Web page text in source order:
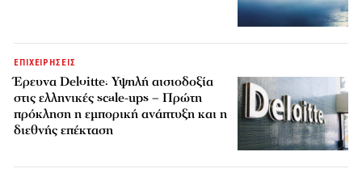
ΕΠΙΧΕΙΡΗΣΕΙΣ
Έρευνα Deloitte: Υψηλή αισιοδοξία
στις ελληνικές scale-ups – Πρώτη
πρόκληση η εμπορική ανάπτυξη και η
διεθνής επέκταση